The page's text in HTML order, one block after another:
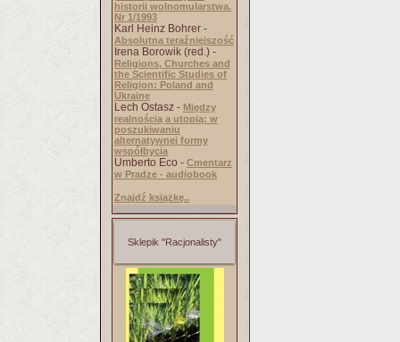
historii wolnomularstwa.
Nr 1/1993
Karl Heinz Bohrer -
Absolutna teraźniejszość
Irena Borowik (red.) -
Religions, Churches and
the Scientific Studies of
Religion: Poland and
Ukraine
Lech Ostasz - Między
realnością a utopią: w
poszukiwaniu
alternatywnej formy
współbycia
Umberto Eco - Cmentarz
w Pradze - audiobook
Znajdź książkę..
Sklepik "Racjonalisty"